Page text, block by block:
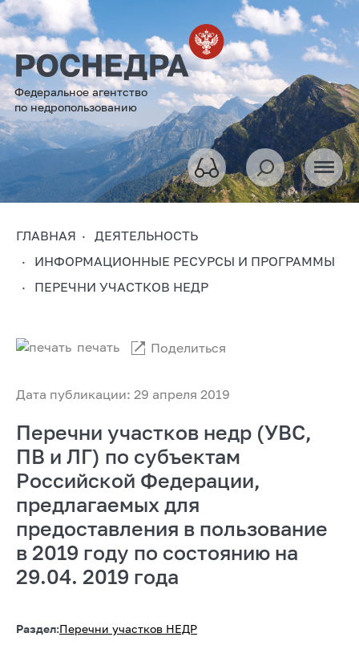
Федеральное агентство
по недропользованию
ГЛАВНАЯ
ДЕЯТЕЛЬНОСТЬ
ИНФОРМАЦИОННЫЕ РЕСУРСЫ И ПРОГРАММЫ
ПЕРЕЧНИ УЧАСТКОВ НЕДР
Дата публикации: 29 апреля 2019
печать Поделиться
Перечни участков недр (УВС,
ПВ и ЛГ) по субъектам
Российской Федерации,
предлагаемых для
предоставления в пользование
в 2019 году по состоянию на
29.04. 2019 года
Раздел:Перечни участков НЕДР